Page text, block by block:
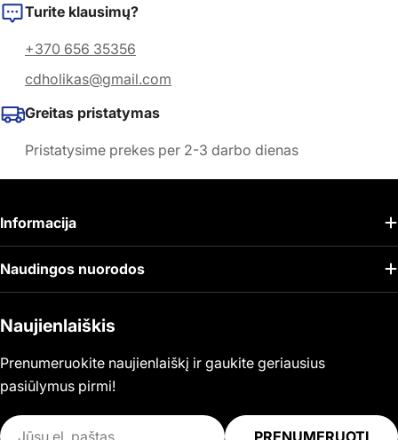
Turite klausimų?
+370 656 35356
cdholikas@gmail.com
Greitas pristatymas
Pristatysime prekes per 2-3 darbo dienas
Naujienlaiškis
Prenumeruokite naujienlaiškį ir gaukite geriausius
pasiūlymus pirmi!
El.
PRENUMERUOTI
Informacija
Naudingos nuorodos